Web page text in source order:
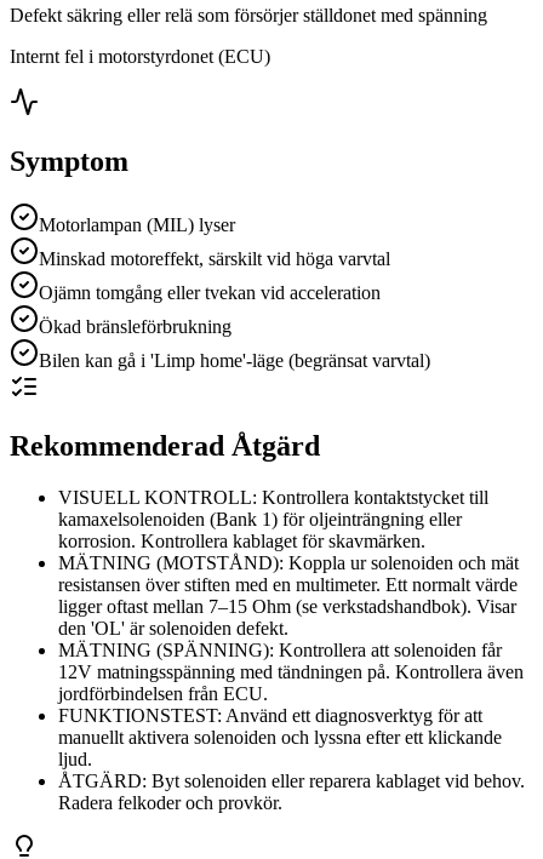
Defekt säkring eller relä som försörjer ställdonet med spänning
Internt fel i motorstyrdonet (ECU)
Symptom
Motorlampan (MIL) lyser
Minskad motoreffekt, särskilt vid höga varvtal
Ojämn tomgång eller tvekan vid acceleration
Ökad bränsleförbrukning
Bilen kan gå i 'Limp home'-läge (begränsat varvtal)
Rekommenderad Åtgärd
VISUELL KONTROLL: Kontrollera kontaktstycket till
kamaxelsolenoiden (Bank 1) för oljeinträngning eller
korrosion. Kontrollera kablaget för skavmärken.
MÄTNING (MOTSTÅND): Koppla ur solenoiden och mät
resistansen över stiften med en multimeter. Ett normalt värde
ligger oftast mellan 7–15 Ohm (se verkstadshandbok). Visar
den 'OL' är solenoiden defekt.
MÄTNING (SPÄNNING): Kontrollera att solenoiden får
12V matningsspänning med tändningen på. Kontrollera även
jordförbindelsen från ECU.
FUNKTIONSTEST: Använd ett diagnosverktyg för att
manuellt aktivera solenoiden och lyssna efter ett klickande
ljud.
ÅTGÄRD: Byt solenoiden eller reparera kablaget vid behov.
Radera felkoder och provkör.